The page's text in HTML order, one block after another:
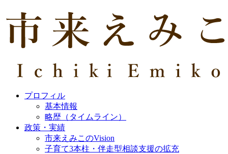
プロフィル
基本情報
略歴（タイムライン）
政策・実績
市来えみこのVision
子育て3本柱・伴走型相談支援の拡充